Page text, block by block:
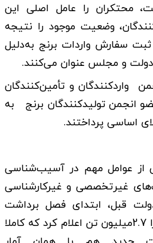
محتکران را عامل اصلی این
وضعیت موجود را نتیجه
سفارش واردات برنج به‌دلیل
و مجلس عنوان می‌کنند.
واردکنندگان و تأمین‌کنندگان
انجمن تولیدکنندگان برنج به
اساسی پرداختند.
از عوامل مهم در آسیب‌شناسی
غیرتخصصی و غیرکارشناسی
قبل، ابتدای فصل برداشت
برنج، تولید داخلی برنج را 2.7میلیون تن اعلام کرد که کاملا